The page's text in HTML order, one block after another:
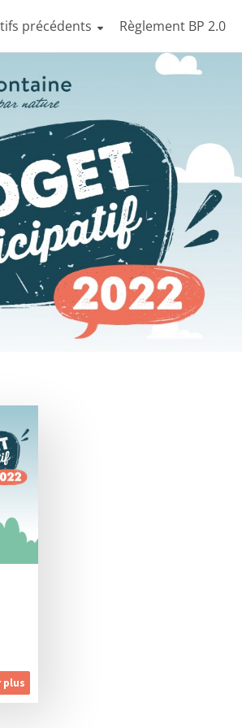
précédents Règlement BP 2.0
plus